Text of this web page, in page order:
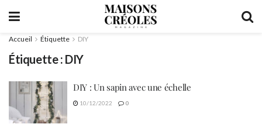
Accueil Étiquette DIY
Étiquette : DIY
DIY : Un sapin avec une échelle
10/12/2022 0